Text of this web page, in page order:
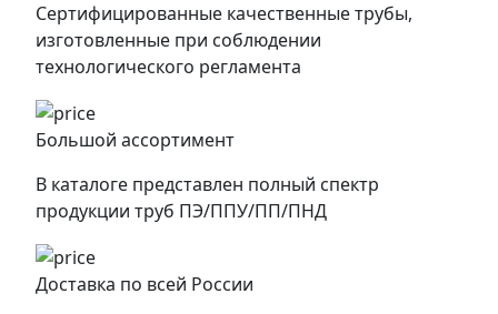
Сертифицированные качественные трубы,
изготовленные при соблюдении
технологического регламента
Большой ассортимент
В каталоге представлен полный спектр
продукции труб ПЭ/ППУ/ПП/ПНД
Доставка по всей России